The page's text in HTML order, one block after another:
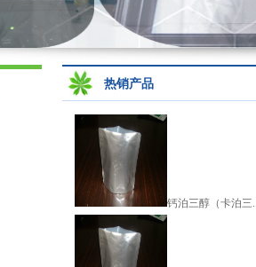
..
热销产品
钙泊三醇（卡泊三